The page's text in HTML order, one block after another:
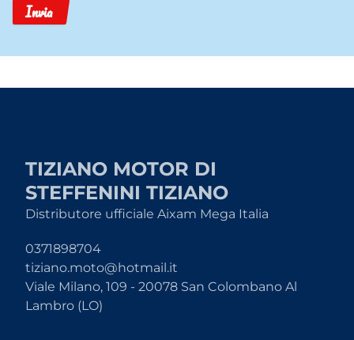
Invia
TIZIANO MOTOR DI
STEFFENINI TIZIANO
Distributore ufficiale Aixam Mega Italia
0371898704
tiziano.moto@hotmail.it
Viale Milano, 109 - 20078 San Colombano Al
Lambro (LO)